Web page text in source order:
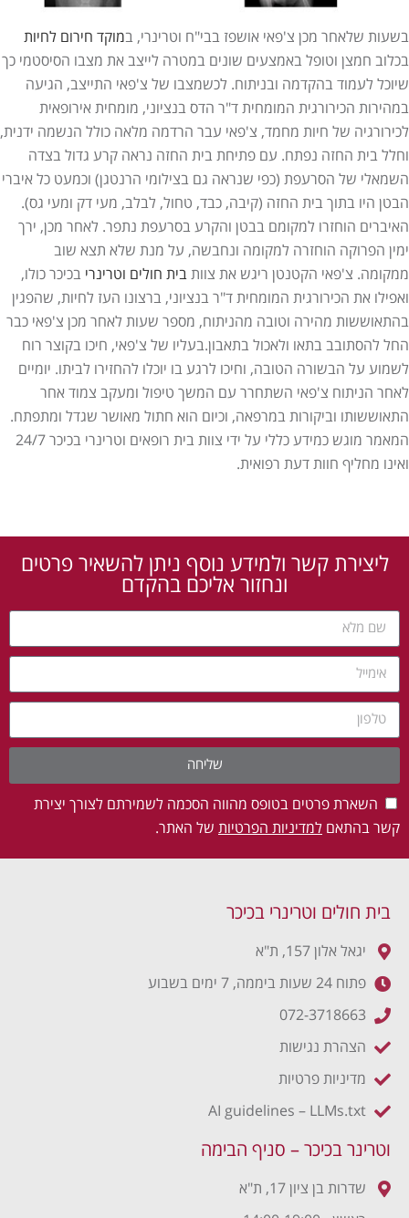
בשעות שלאחר מכן צ'פאי אושפז בבי"ח וטרינרי, במוקד חירום לחיות
בכלוב חמצן וטופל באמצעים שונים במטרה לייצב את מצבו הסיסטמי כך
שיוכל לעמוד בהקדמה ובניתוח. לכשמצבו של צ'פאי התייצב, הגיעה
במהירות הכירורגית המומחית ד"ר הדס בנציוני, מומחית אירופאית
לכירורגיה של חיות מחמד, צ'פאי עבר הרדמה מלאה כולל הנשמה ידנית,
וחלל בית החזה נפתח. עם פתיחת בית החזה נראה קרע גדול בצדה
השמאלי של הסרעפת (כפי שנראה גם בצילומי הרנטגן) וכמעט כל איברי
הבטן היו בתוך בית החזה (קיבה, כבד, טחול, לבלב, מעי דק ומעי גס).
האיברים הוחזרו למקומם בבטן והקרע בסרעפת נתפר. לאחר מכן, ירך
ימין הפרוקה הוחזרה למקומה ונחבשה, על מנת שלא תצא שוב
ממקומה. צ'פאי הקטנטן ריגש את צוות בית חולים וטרינרי בכיכר כולו,
ואפילו את הכירורגית המומחית ד"ר בנציוני, ברצונו העז לחיות, שהפגין
בהתאוששות מהירה וטובה מהניתוח, מספר שעות לאחר מכן צ'פאי כבר
החל להסתובב בתאו ולאכול בתאבון.בעליו של צ'פאי, חיכו בקוצר רוח
לשמוע על הבשורה הטובה, וחיכו לרגע בו יוכלו להחזירו לביתו. יומיים
לאחר הניתוח צ'פאי השתחרר עם המשך טיפול ומעקב צמוד אחר
התאוששותו וביקורות במרפאה, וכיום הוא חתול מאושר שגדל ומתפתח.
המאמר מוגש כמידע כללי על ידי צוות בית רופאים וטרינרי בכיכר 24/7
ואינו מחליף חוות דעת רפואית.
ליצירת קשר ולמידע נוסף ניתן להשאיר פרטים
ונחזור אליכם בהקדם
השארת פרטים בטופס מהווה הסכמה לשמירתם לצורך יצירת
קשר בהתאם למדיניות הפרטיות של האתר.
שליחה
בית חולים וטרינרי בכיכר
יגאל אלון 157, ת"א
פתוח 24 שעות ביממה, 7 ימים בשבוע
072-3718663
הצהרת נגישות
מדיניות פרטיות
AI guidelines – LLMs.txt
וטרינר בכיכר – סניף הבימה
שדרות בן ציון 17, ת"א